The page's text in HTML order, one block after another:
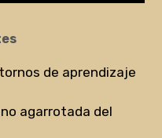
de aprendizaje
agarrotada del